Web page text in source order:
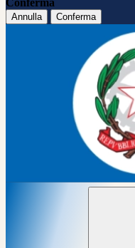
Conferma
Annulla Conferma